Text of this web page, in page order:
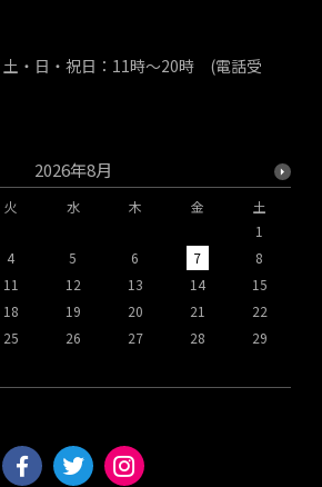
2026年8月
火 水 木 金
土
1
4 5 6 7
8
11 12 13 14
15
18 19 20 21
22
25 26 27 28
29
土・日・祝日：11時～20時 (電話受